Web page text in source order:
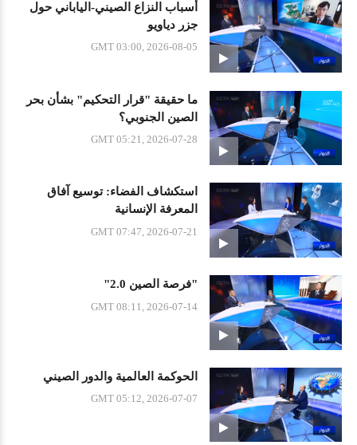
أسباب النزاع الصيني-الياباني حول
جزر دياويو
GMT 03:00, 2026-08-05
ما حقيقة "قرار التحكيم" بشأن بحر
الصين الجنوبي؟
GMT 05:21, 2026-07-28
استكشاف الفضاء: توسيع آفاق
المعرفة الإنسانية
GMT 07:47, 2026-07-21
"فرصة الصين 2.0"
GMT 08:11, 2026-07-14
الحوكمة العالمية والدور الصيني
GMT 05:12, 2026-07-07